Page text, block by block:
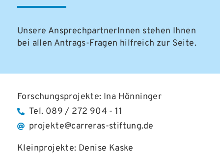
Unsere AnsprechpartnerInnen stehen Ihnen
bei allen Antrags-Fragen hilfreich zur Seite.
Forschungsprojekte: Ina Hönninger
Tel. 089 / 272 904 - 11
projekte@carreras-stiftung.de
Kleinprojekte: Denise Kaske